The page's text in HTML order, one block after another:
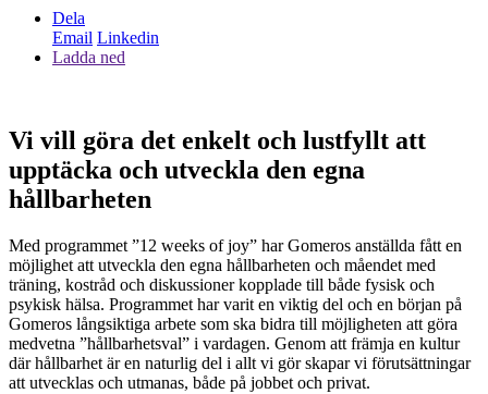
Dela
Email Linkedin
Ladda ned
Vi vill göra det enkelt och lustfyllt att
upptäcka och utveckla den egna
hållbarheten
Med programmet ”12 weeks of joy” har Gomeros anställda fått en
möjlighet att utveckla den egna hållbarheten och måendet med
träning, kostråd och diskussioner kopplade till både fysisk och
psykisk hälsa. Programmet har varit en viktig del och en början på
Gomeros långsiktiga arbete som ska bidra till möjligheten att göra
medvetna ”hållbarhetsval” i vardagen. Genom att främja en kultur
där hållbarhet är en naturlig del i allt vi gör skapar vi förutsättningar
att utvecklas och utmanas, både på jobbet och privat.